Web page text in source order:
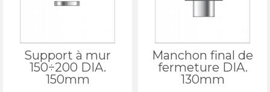
Support à mur
150÷200 DIA.
150mm
Manchon final de
fermeture DIA.
130mm